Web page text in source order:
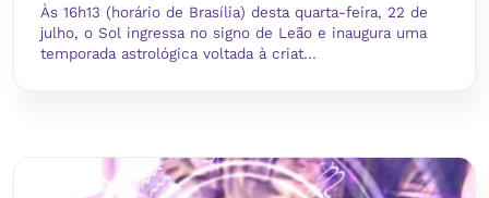
Às 16h13 (horário de Brasília) desta quarta-feira, 22 de
julho, o Sol ingressa no signo de Leão e inaugura uma
temporada astrológica voltada à criat...